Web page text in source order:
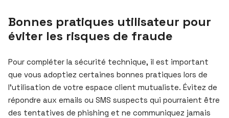
Bonnes pratiques utilisateur pour
éviter les risques de fraude
Pour compléter la sécurité technique, il est important
que vous adoptiez certaines bonnes pratiques lors de
l’utilisation de votre espace client mutualiste. Évitez de
répondre aux emails ou SMS suspects qui pourraient être
des tentatives de phishing et ne communiquez jamais